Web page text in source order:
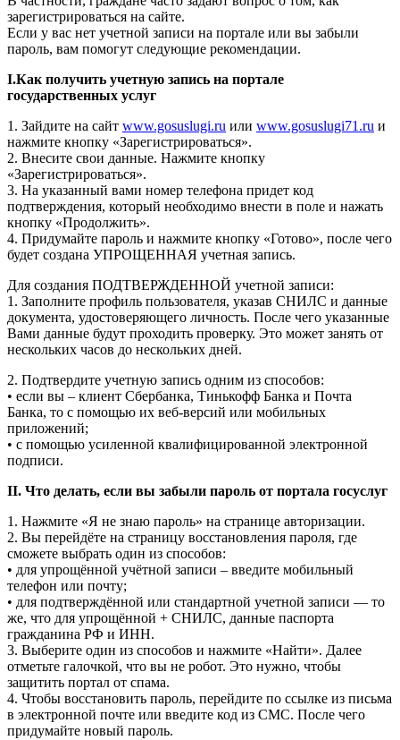
зарегистрироваться на сайте.
Если у вас нет учетной записи на портале или вы забыли
пароль, вам помогут следующие рекомендации.
I.Как получить учетную запись на портале
государственных услуг
1. Зайдите на сайт www.gosuslugi.ru или www.gosuslugi71.ru и
нажмите кнопку «Зарегистрироваться».
2. Внесите свои данные. Нажмите кнопку
«Зарегистрироваться».
3. На указанный вами номер телефона придет код
подтверждения, который необходимо внести в поле и нажать
кнопку «Продолжить».
4. Придумайте пароль и нажмите кнопку «Готово», после чего
будет создана УПРОЩЕННАЯ учетная запись.
Для создания ПОДТВЕРЖДЕННОЙ учетной записи:
1. Заполните профиль пользователя, указав СНИЛС и данные
документа, удостоверяющего личность. После чего указанные
Вами данные будут проходить проверку. Это может занять от
нескольких часов до нескольких дней.
2. Подтвердите учетную запись одним из способов:
• если вы – клиент Сбербанка, Тинькофф Банка и Почта
Банка, то с помощью их веб-версий или мобильных
приложений;
• с помощью усиленной квалифицированной электронной
подписи.
II. Что делать, если вы забыли пароль от портала госуслуг
1. Нажмите «Я не знаю пароль» на странице авторизации.
2. Вы перейдёте на страницу восстановления пароля, где
сможете выбрать один из способов:
• для упрощённой учётной записи – введите мобильный
телефон или почту;
• для подтверждённой или стандартной учетной записи — то
же, что для упрощённой + СНИЛС, данные паспорта
гражданина РФ и ИНН.
3. Выберите один из способов и нажмите «Найти». Далее
отметьте галочкой, что вы не робот. Это нужно, чтобы
защитить портал от спама.
4. Чтобы восстановить пароль, перейдите по ссылке из письма
в электронной почте или введите код из СМС. После чего
придумайте новый пароль.